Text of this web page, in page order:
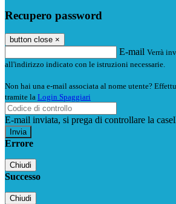
Recupero password
button close ×
E-mail Verrà
all'indirizzo indicato con le istruzioni necessarie.
Non hai una e-mail associata al nome utente?
tramite la Login Spaggiari
E-mail inviata, si prega di controllare la
Errore
Chiudi
Successo
Chiudi